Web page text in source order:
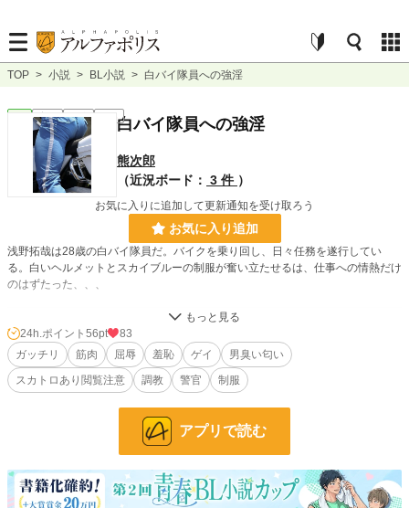
TOP > 小説 > BL小説 > 白バイ隊員への強淫
完結 短編 白バイ隊員への強淫
熊次郎
（近況ボード： 3 件 ）
お気に入りに追加して更新通知を受け取ろう
お気に入り追加
浅野拓哉は28歳の白バイ隊員だ。バイクを乗り回し、日々任務を遂行してい
る。白いヘルメットとスカイブルーの制服が奮い立たせるは、仕事への情熱だけ
のはずたった、、、
15,857 位 / 228,925 件
BL 3,889 位 / 31,454 件
お気に入り 54
更新日時 2023.05.28 06:00
24h.ポイント 56pt
83
ガッチリ
筋肉 屈辱 羞恥 ゲイ
男臭い匂い
スカトロあり閲覧注意
調教 警官 制服
アプリで読む